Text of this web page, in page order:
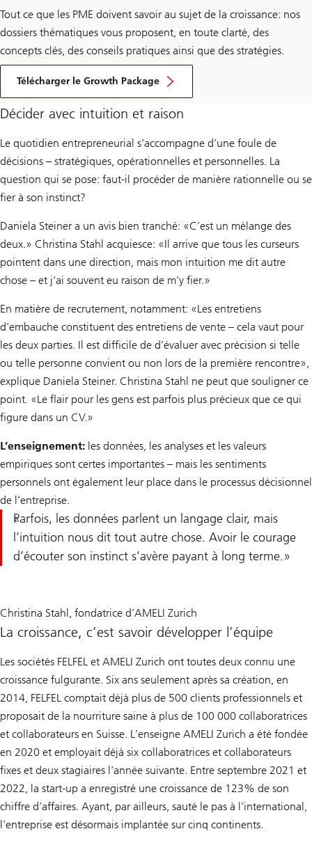
Tout ce que les PME doivent savoir au sujet de la croissance: nos
dossiers thématiques vous proposent, en toute clarté, des
concepts clés, des conseils pratiques ainsi que des stratégies.
Télécharger le Growth Package
Décider avec intuition et raison
Le quotidien entrepreneurial s’accompagne d’une foule de
décisions – stratégiques, opérationnelles et personnelles. La
question qui se pose: faut-il procéder de manière rationnelle ou se
fier à son instinct?
Daniela Steiner a un avis bien tranché: «C’est un mélange des
deux.» Christina Stahl acquiesce: «Il arrive que tous les curseurs
pointent dans une direction, mais mon intuition me dit autre
chose – et j’ai souvent eu raison de m’y fier.»
En matière de recrutement, notamment: «Les entretiens
d’embauche constituent des entretiens de vente – cela vaut pour
les deux parties. Il est difficile de d’évaluer avec précision si telle
ou telle personne convient ou non lors de la première rencontre»,
explique Daniela Steiner. Christina Stahl ne peut que souligner ce
point. «Le flair pour les gens est parfois plus précieux que ce qui
figure dans un CV.»
L’enseignement: les données, les analyses et les valeurs
empiriques sont certes importantes – mais les sentiments
personnels ont également leur place dans le processus décisionnel
de l’entreprise.
Parfois, les données parlent un langage clair, mais
l’intuition nous dit tout autre chose. Avoir le courage
d’écouter son instinct s’avère payant à long terme.
Christina Stahl, fondatrice d’AMELI Zurich
La croissance, c’est savoir développer l’équipe
Les sociétés FELFEL et AMELI Zurich ont toutes deux connu une
croissance fulgurante. Six ans seulement après sa création, en
2014, FELFEL comptait déjà plus de 500 clients professionnels et
proposait de la nourriture saine à plus de 100 000 collaboratrices
et collaborateurs en Suisse. L’enseigne AMELI Zurich a été fondée
en 2020 et employait déjà six collaboratrices et collaborateurs
fixes et deux stagiaires l’année suivante. Entre septembre 2021 et
2022, la start-up a enregistré une croissance de 123% de son
chiffre d’affaires. Ayant, par ailleurs, sauté le pas à l’international,
l’entreprise est désormais implantée sur cinq continents.